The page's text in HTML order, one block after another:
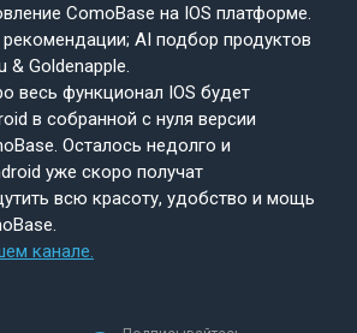
ComoBase на IOS платформе.
AI подбор продуктов
& Goldenapple.
весь функционал IOS будет
в собранной с нуля версии
Осталось недолго и
уже скоро получат
всю красоту, удобство и мощь
канале.